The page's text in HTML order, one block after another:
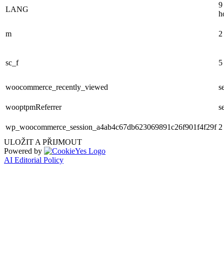
LANG
9
m
sc_f
woocommerce_recently_viewed
wooptpmReferrer
wp_woocommerce_session_a4ab4c67db623069891c26f901f4f29f
ULOŽIT A PŘIJMOUT
Powered by
AI Editorial Policy